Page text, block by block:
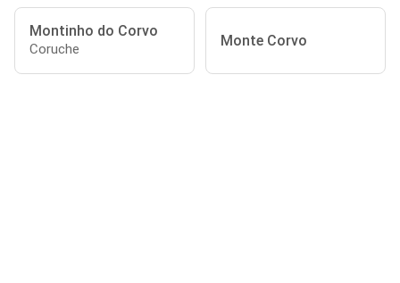
Montinho do Corvo
Coruche Monte Corvo